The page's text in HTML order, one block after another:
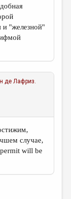
и "железной"
де Лафриз.
случае,
will be